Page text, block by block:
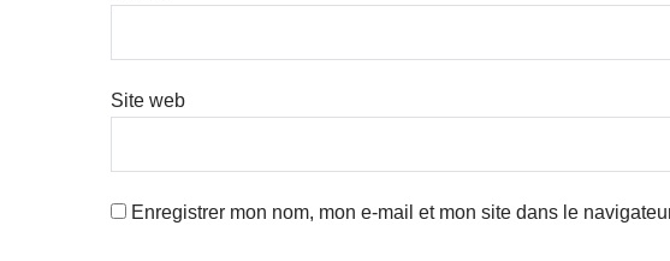
Site web
Enregistrer mon nom, mon e-mail et mon site dans le